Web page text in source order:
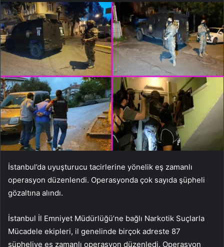
İstanbul’da uyuşturucu tacirlerine yönelik eş zamanlı
operasyon düzenlendi. Operasyonda çok sayıda şüpheli
gözaltına alındı.
İstanbul İl Emniyet Müdürlüğü’ne bağlı Narkotik Suçlarla
Mücadele ekipleri, il genelinde birçok adreste 87
şüpheliye eş zamanlı operasyon düzenledi. Operasyon